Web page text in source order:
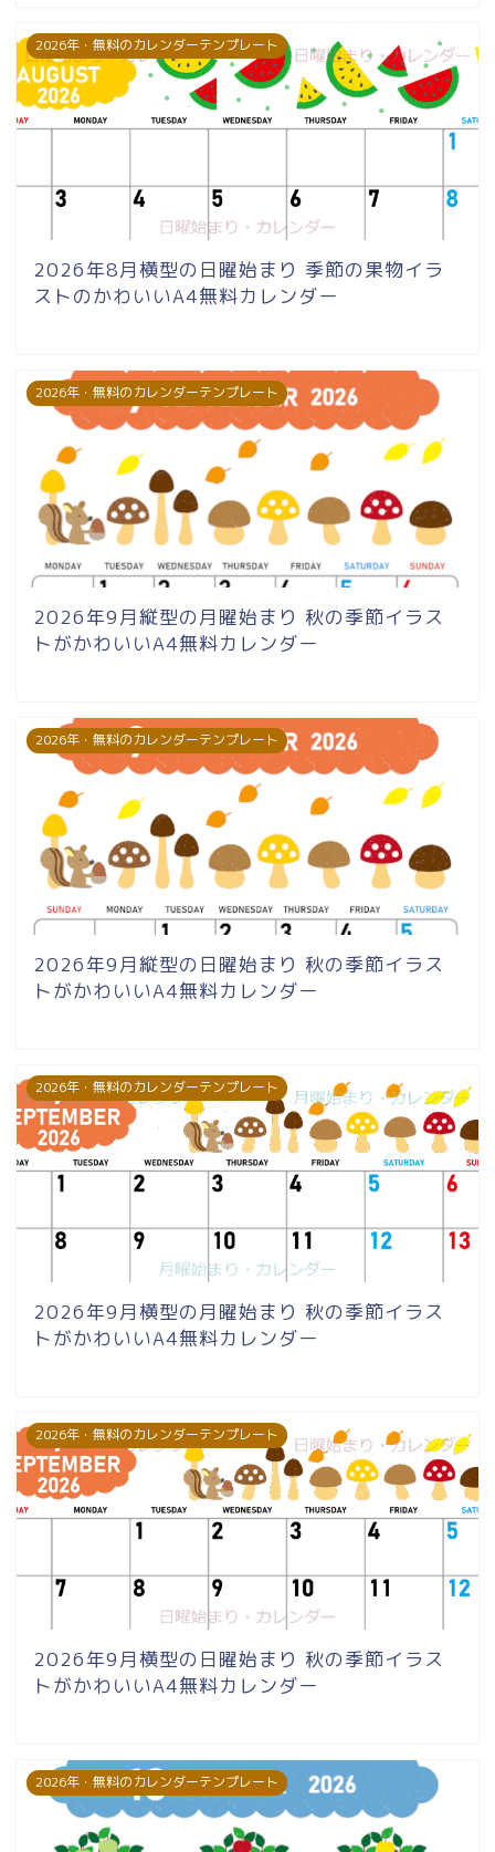
2026年・無料のカレンダーテンプレート
2026年8月横型の日曜始まり 季節の果物イラ
ストのかわいいA4無料カレンダー
2026年・無料のカレンダーテンプレート
2026年9月縦型の月曜始まり 秋の季節イラス
トがかわいいA4無料カレンダー
2026年・無料のカレンダーテンプレート
2026年9月縦型の日曜始まり 秋の季節イラス
トがかわいいA4無料カレンダー
2026年・無料のカレンダーテンプレート
2026年9月横型の月曜始まり 秋の季節イラス
トがかわいいA4無料カレンダー
2026年・無料のカレンダーテンプレート
2026年9月横型の日曜始まり 秋の季節イラス
トがかわいいA4無料カレンダー
2026年・無料のカレンダーテンプレート